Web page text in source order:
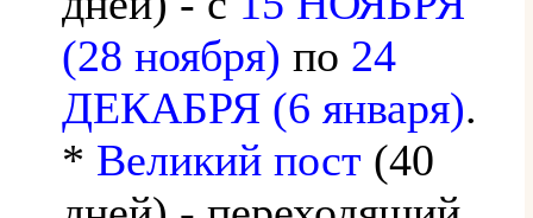
(28 ноября) по 24
ДЕКАБРЯ (6 января).
* Великий пост (40